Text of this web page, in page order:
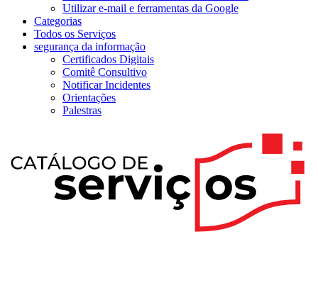
Utilizar e-mail e ferramentas da Google
Categorias
Todos os Serviços
segurança da informação
Certificados Digitais
Comitê Consultivo
Notificar Incidentes
Orientações
Palestras